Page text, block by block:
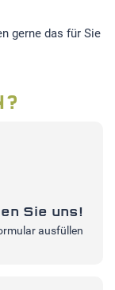
gerne das für Sie
Sie uns!
ausfüllen